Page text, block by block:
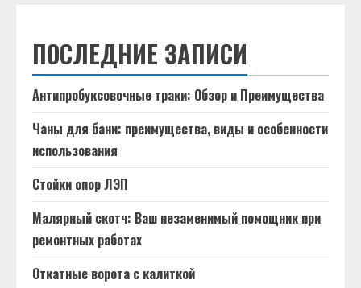
ПОСЛЕДНИЕ ЗАПИСИ
Антипробуксовочные траки: Обзор и Преимущества
Чаны для бани: преимущества, виды и особенности
использования
Стойки опор ЛЭП
Малярный скотч: Ваш незаменимый помощник при
ремонтных работах
Откатные ворота с калиткой